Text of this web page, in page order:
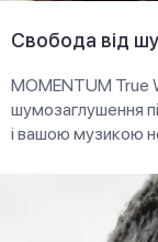
Свобода від
MOMENTUM True
шумозаглушення
і вашою музикою